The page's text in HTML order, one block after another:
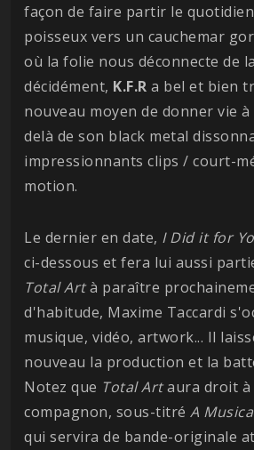
façon de faire partir le
poisseux vers un cauchemar
où la folie nous déconnecte de
décidément, K.F.R a bel et bien
nouveau moyen de donner vie
delà de son black metal
impressionnants clips / court-
motion.
Le dernier en date, I Did it for
ci-dessous et fera lui aussi
Total Artà paraître
d'habitude, Maxime Taccardi
musique, vidéo, artwork... Il
nouveau la production et la
Notez que Total Artaura droit à
compagnon, sous-titré A
qui servira de bande-originale